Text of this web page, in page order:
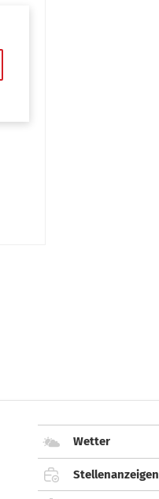
Wetter
Stellenanzeigen